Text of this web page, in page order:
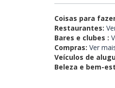
Coisas para
Restaurantes:
Bares e clubes :
Compras: Ver
Veículos de
Beleza e bem-